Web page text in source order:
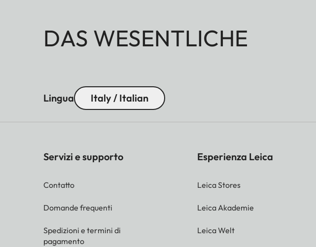
DAS WESENTLICHE
Lingua Italy / Italian
Servizi e supporto
Contatto
Domande frequenti
Spedizioni e termini di
pagamento
Esperienza Leica
Leica Stores
Leica Akademie
Leica Welt